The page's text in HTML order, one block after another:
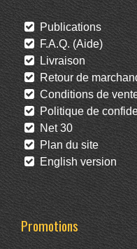
Publications
F.A.Q. (Aide)
Livraison
Retour de
Conditions de
Politique de
Net 30
Plan du site
English version
Promotions